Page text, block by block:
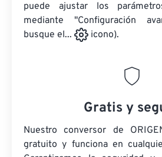
puede ajustar los
mediante "Configuración
busque el...
icono).
Gratis y
Nuestro conversor de
gratuito y funciona en